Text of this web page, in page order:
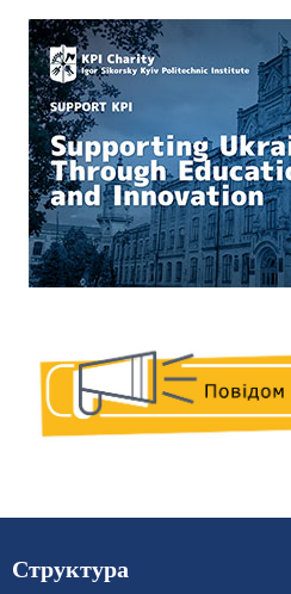
Структура